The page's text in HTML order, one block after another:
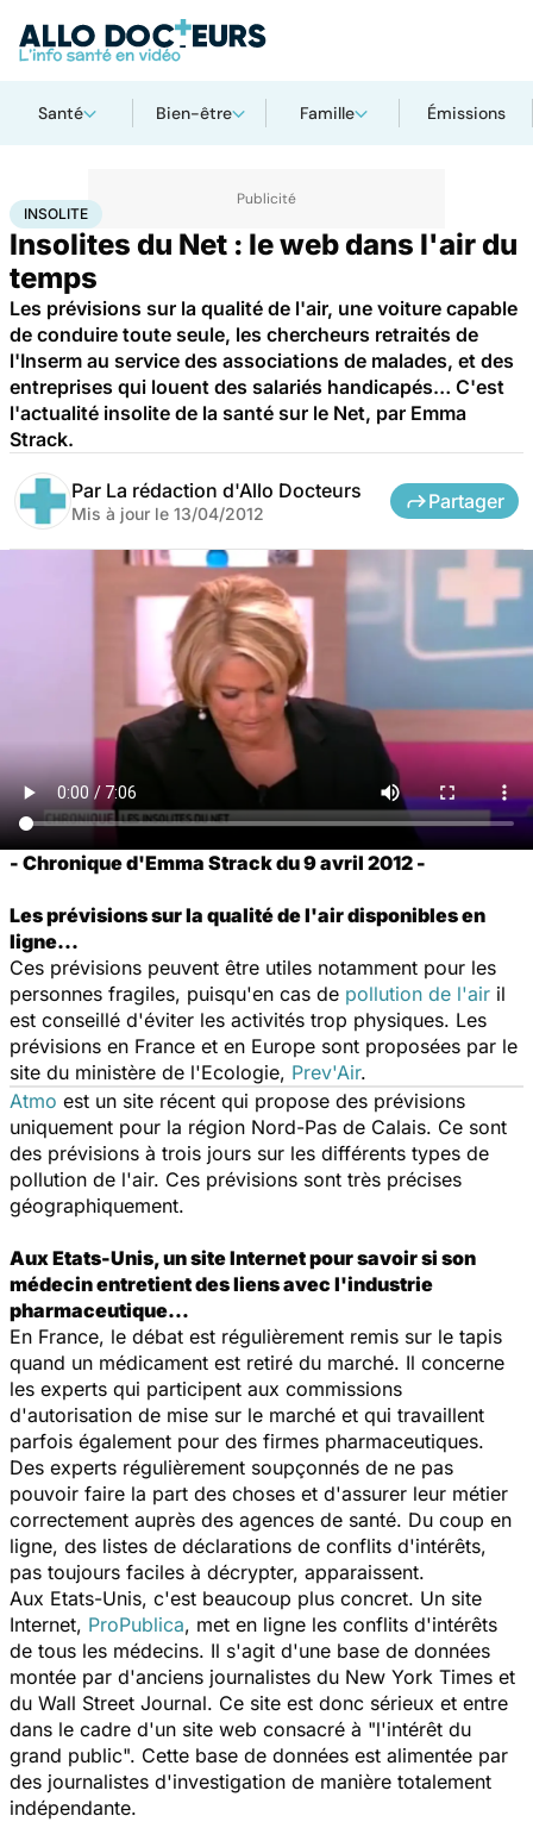
Santé Bien-être Famille Émissions
AccueilSanté
INSOLITE
Insolites du Net : le web dans l'air du
temps
Les prévisions sur la qualité de l'air, une voiture capable
de conduire toute seule, les chercheurs retraités de
l'Inserm au service des associations de malades, et des
entreprises qui louent des salariés handicapés… C'est
l'actualité insolite de la santé sur le Net, par Emma
Strack.
Par La rédaction d'Allo Docteurs
Mis à jour le 13/04/2012
Partager
- Chronique d'Emma Strack du 9 avril 2012 -
Les prévisions sur la qualité de l'air disponibles en
ligne...
Ces prévisions peuvent être utiles notamment pour les
personnes fragiles, puisqu'en cas de pollution de l'air il
est conseillé d'éviter les activités trop physiques. Les
prévisions en France et en Europe sont proposées par le
site du ministère de l'Ecologie, Prev'Air.
Atmo est un site récent qui propose des prévisions
uniquement pour la région Nord-Pas de Calais. Ce sont
des prévisions à trois jours sur les différents types de
pollution de l'air. Ces prévisions sont très précises
géographiquement.
Aux Etats-Unis, un site Internet pour savoir si son
médecin entretient des liens avec l'industrie
pharmaceutique…
En France, le débat est régulièrement remis sur le tapis
quand un médicament est retiré du marché. Il concerne
les experts qui participent aux commissions
d'autorisation de mise sur le marché et qui travaillent
parfois également pour des firmes pharmaceutiques.
Des experts régulièrement soupçonnés de ne pas
pouvoir faire la part des choses et d'assurer leur métier
correctement auprès des agences de santé. Du coup en
ligne, des listes de déclarations de conflits d'intérêts,
pas toujours faciles à décrypter, apparaissent.
Aux Etats-Unis, c'est beaucoup plus concret. Un site
Internet, ProPublica, met en ligne les conflits d'intérêts
de tous les médecins. Il s'agit d'une base de données
montée par d'anciens journalistes du New York Times et
du Wall Street Journal. Ce site est donc sérieux et entre
dans le cadre d'un site web consacré à "l'intérêt du
grand public". Cette base de données est alimentée par
des journalistes d'investigation de manière totalement
indépendante.